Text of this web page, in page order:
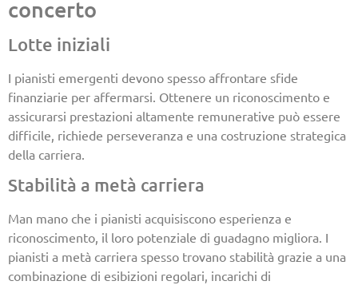
concerto
Lotte iniziali
I pianisti emergenti devono spesso affrontare sfide
finanziarie per affermarsi. Ottenere un riconoscimento e
assicurarsi prestazioni altamente remunerative può essere
difficile, richiede perseveranza e una costruzione strategica
della carriera.
Stabilità a metà carriera
Man mano che i pianisti acquisiscono esperienza e
riconoscimento, il loro potenziale di guadagno migliora. I
pianisti a metà carriera spesso trovano stabilità grazie a una
combinazione di esibizioni regolari, incarichi di